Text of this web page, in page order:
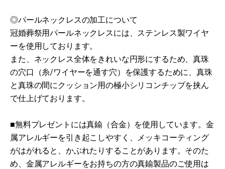
◎パールネックレスの加工について
冠婚葬祭用パールネックレスには、ステンレス製ワイヤ
ーを使用しております。
また、ネックレス全体をきれいな円形にするため、真珠
の穴口（糸/ワイヤーを通す穴）を保護するために、真珠
と真珠の間にクッション用の極小シリコンチップを挟ん
で仕上げております。
■無料プレゼントには真鍮（合金）を使用しています。金
属アレルギーを引き起こしやすく、メッキコーティング
がはがれると、かぶれたりすることがあります。そのた
め、金属アレルギーをお持ちの方の真鍮製品のご使用は